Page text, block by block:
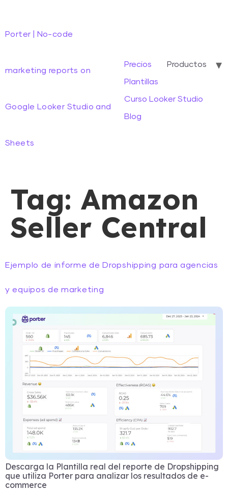
Porter | No-code
marketing reports on
Google Looker Studio and
Sheets
Precios Productos
Plantillas
Curso Looker Studio
Blog
Tag: Amazon
Seller Central
Ejemplo de informe de Dropshipping para agencias
y equipos de marketing
Descarga la Plantilla real del reporte de Dropshipping
que utiliza Porter para analizar los resultados de e-
commerce